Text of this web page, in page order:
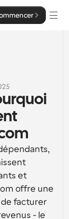
pour la
et
offre une
facturer
- le